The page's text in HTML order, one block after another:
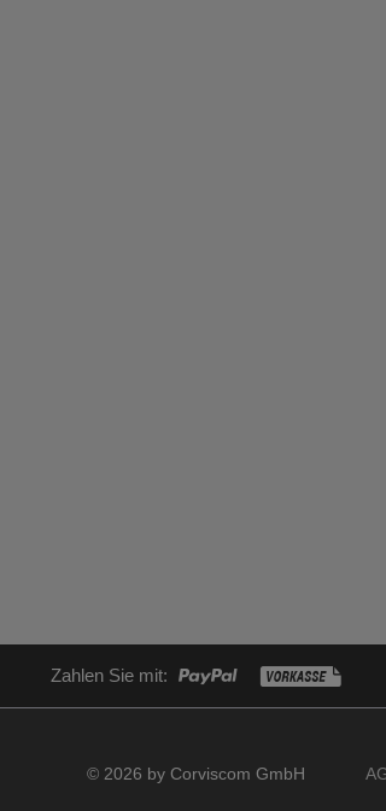
Zahlen Sie mit:
© 2026 by Corviscom GmbH